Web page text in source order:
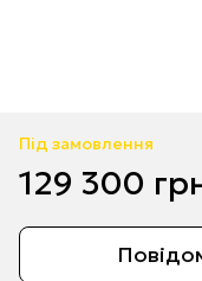
Під замовлення
129 300